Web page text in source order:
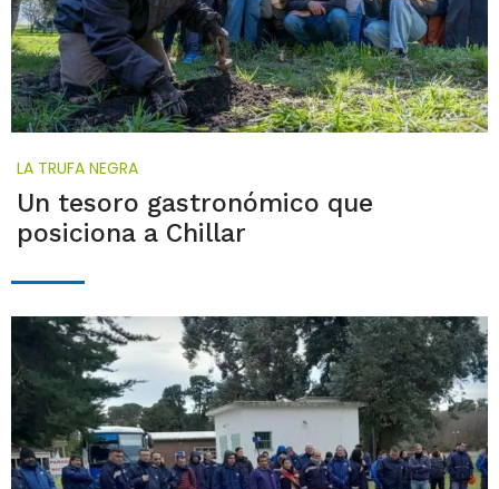
LA TRUFA NEGRA
Un tesoro gastronómico que
posiciona a Chillar